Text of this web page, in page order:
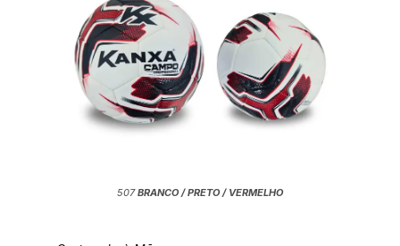
507BRANCO / PRETO / VERMELHO